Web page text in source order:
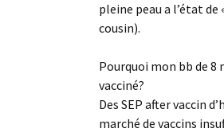
pleine peau a l’état de
cousin).
Pourquoi mon bb de 8
vacciné?
Des SEP after vaccin
marché de vaccins